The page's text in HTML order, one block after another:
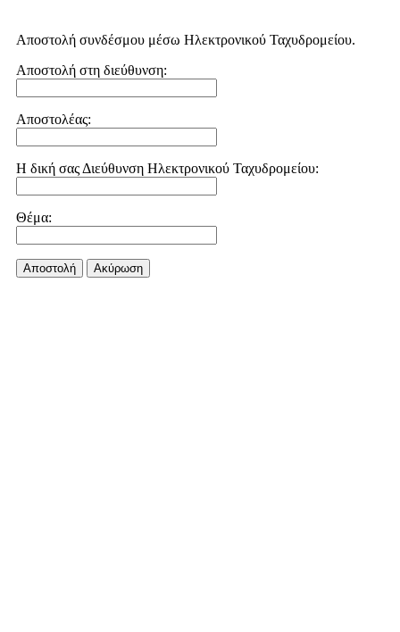
Αποστολή συνδέσμου μέσω Ηλεκτρονικού Ταχυδρομείου.
Αποστολή στη διεύθυνση:
Αποστολέας:
Η δική σας Διεύθυνση Ηλεκτρονικού Ταχυδρομείου:
Θέμα:
Αποστολή Aκύρωση